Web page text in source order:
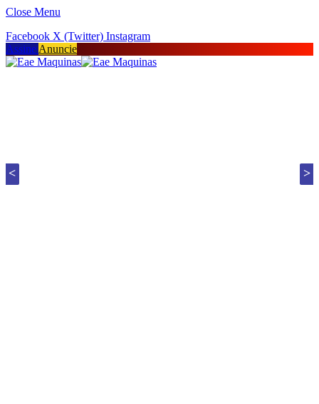
Close Menu
Facebook X (Twitter) Instagram
Assine Anuncie
>
<